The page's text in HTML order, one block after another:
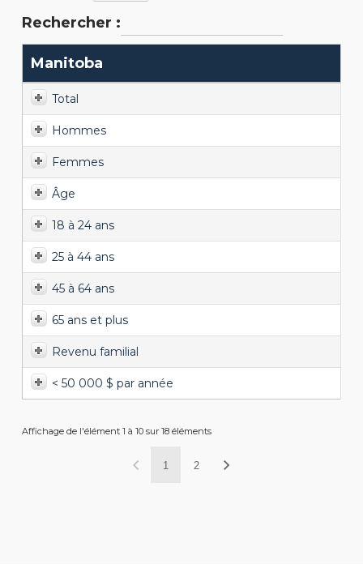
Rechercher :
Manitoba
Total
Hommes
Femmes
Âge
18 à 24 ans
25 à 44 ans
45 à 64 ans
65 ans et plus
Revenu familial
< 50 000 $ par année
Affichage de l'élément 1 à 10 sur 18 éléments
1 2